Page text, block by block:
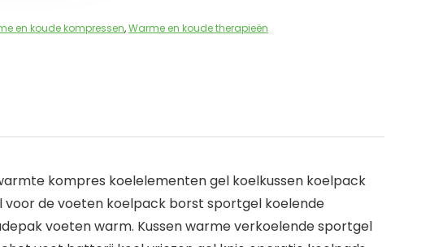
en koude kompressen,Warme en koude therapieën
kompres koelelementen gel koelkussen koelpack
voor de voeten koelpack borst sportgel koelende
voeten warm. Kussen warme verkoelende sportgel